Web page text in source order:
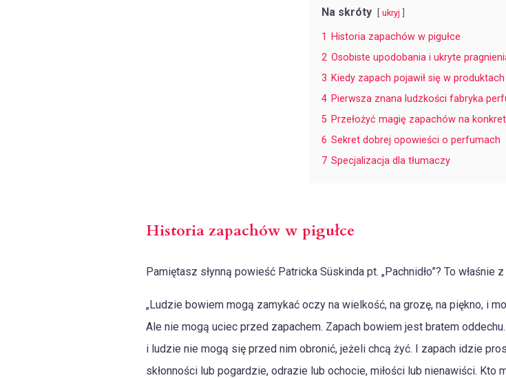
Na skróty ukryj
1
Historia zapachów w pigułce
2 Osobiste upodobania i ukryte
3 Kiedy zapach pojawił się w
4 Pierwsza znana ludzkości fabryka
5 Przełożyć magię zapachów na
6 Sekret dobrej opowieści o perfumach
7 Specjalizacja dla tłumaczy
Historia zapachów w pigułce
Pamiętasz słynną powieść Patricka Süskinda pt. „Pachnidło”? To właśnie
„Ludzie bowiem mogą zamykać oczy na wielkość, na grozę, na piękno, i
Ale nie mogą uciec przed zapachem. Zapach bowiem jest bratem
i ludzie nie mogą się przed nim obronić, jeżeli chcą żyć. I zapach idzie
skłonności lub pogardzie, odrazie lub ochocie, miłości lub nienawiści. Kto